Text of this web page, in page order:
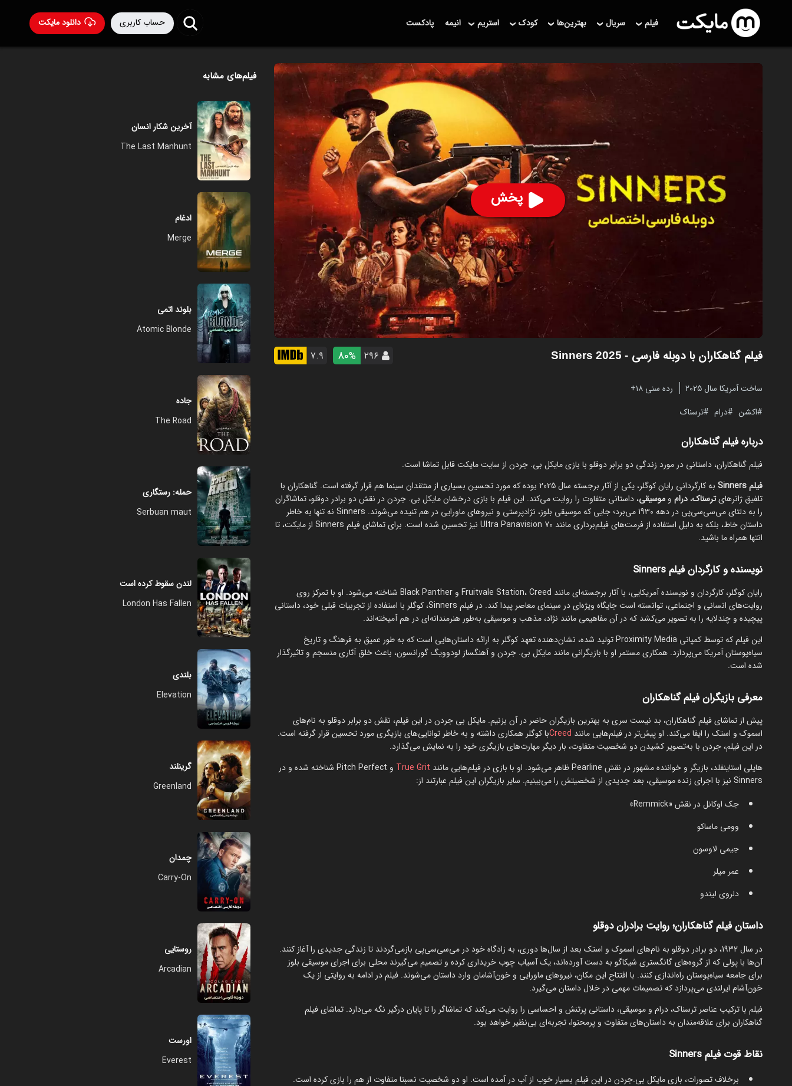
دانلود مایکت حساب کاربری فیلم سریال بهترین‌ها کودک استریم انیمه پادکست
پخش
فیلم گناهکاران با دوبله فارسی - Sinners 2025 ۲۹۶ 80% ۷.۹
ساخت آمریکا سال 2025
رده سنی ۱۸+
اکشن
درام ترسناک
درباره فیلم گناهکاران
فیلم گناهکاران، داستانی در مورد زندگی دو برابر دوقلو با بازی مایکل بی. جردن از سایت مایکت قابل تماشا است.
فیلم Sinners
به کارگردانی رایان کوگلر، یکی از آثار برجسته سال 2025 بوده که مورد تحسین بسیاری از منتقدان سینما هم قرار گرفته است. گناهکاران با
تلفیق ژانرهایترسناک،درام و موسیقی، داستانی متفاوت را روایت می‌کند. این فیلم با بازی درخشان مایکل بی. جردن در نقش دو برادر دوقلو، تماشاگران
را به دلتای می‌سی‌سی‌پی در دهه 1930 می‌برد؛ جایی که موسیقی بلوز، نژادپرستی و نیروهای ماورایی در هم تنیده می‌شوند. Sinners نه تنها به خاطر
داستان خاط، بلکه به دلیل استفاده از فرمت‌های فیلم‌برداری مانند Ultra Panavision 70 نیز تحسین شده است. برای تماشای فیلم Sinners از مایکت، تا
انتها همراه ما باشید.
نویسنده و کارگردان فیلم Sinners
رایان کوگلر، کارگردان و نویسنده آمریکایی، با آثار برجسته‌ای مانند Fruitvale Station، Creed و Black Panther شناخته می‌شود. او با تمرکز روی
روایت‌های انسانی و اجتماعی، توانسته است جایگاه ویژه‌ای در سینمای معاصر پیدا کند. در فیلم Sinners، کوگلر با استفاده از تجربیات قبلی خود، داستانی
پیچیده و چندلایه را به تصویر می‌کشد که در آن مفاهیمی مانند نژاد، مذهب و موسیقی به‌طور هنرمندانه‌ای در هم آمیخته‌اند.
این فیلم که توسط کمپانی Proximity Media تولید شده، نشان‌دهنده تعهد کوگلر به ارائه داستان‌هایی است که به طور عمیق به فرهنگ و تاریخ
سیاه‌پوستان آمریکا می‌پردازد. همکاری مستمر او با بازیگرانی مانند مایکل بی. جردن و آهنگساز لودوویگ گورانسون، باعث خلق آثاری منسجم و تاثیرگذار
شده است.
معرفی بازیگران فیلم گناهکاران
پیش از تماشای فیلم گناهکاران، بد نیست سری به بهترین بازیگران حاضر در آن بزنیم. مایکل بی جردن در این فیلم، نقش دو برابر دوقلو به نام‌های
اسموک و استک را ایفا می‌کند. او پیش‌تر در فیلم‌هایی مانند Creedبا کوگلر همکاری داشته و به خاطر توانایی‌های بازیگری مورد تحسین قرار گرفته است.
در این فیلم، جردن با به‌تصویر کشیدن دو شخصیت متفاوت، بار دیگر مهارت‌های بازیگری خود را به نمایش می‌گذارد.
هایلی استاینفلد، بازیگر و خواننده مشهور در نقش Pearline ظاهر می‌شود. او با بازی در فیلم‌هایی مانند
True Grit
و Pitch Perfect شناخته شده و در
Sinners نیز با اجرای زنده موسیقی، بعد جدیدی از شخصیتش را می‌بینیم. سایر بازیگران این فیلم عبارتند از:
جک اوکانل در نقش «Remmick»
وومی ماساکو
جیمی لاوسون
عمر میلر
دلروی لیندو
داستان فیلم گناهکاران؛ روایت برادران دوقلو
در سال 1932، دو برادر دوقلو به نام‌های اسموک و استک بعد از سال‌ها دوری، به زادگاه خود در می‌سی‌سی‌پی بازمی‌گردند تا زندگی جدیدی را آغاز کنند.
آن‌ها با پولی که از گروه‌های گانگستری شیکاگو به دست آورده‌اند، یک آسیاب چوب خریداری کرده و تصمیم می‌گیرند محلی برای اجرای موسیقی بلوز
برای جامعه سیاه‌پوستان راه‌اندازی کنند. با افتتاح این مکان، نیروهای ماورایی و خون‌آشامان وارد داستان می‌شوند. فیلم در ادامه به روایتی از یک
خون‌آشام ایرلندی می‌پردازد که تصمیمات مهمی در خلال داستان می‌گیرد.
فیلم با ترکیب عناصر ترسناک، درام و موسیقی، داستانی پرتنش و احساسی را روایت می‌کند که تماشاگر را تا پایان درگیر نگه می‌دارد. تماشای فیلم
گناهکاران برای علاقه‌مندان به داستان‌های متفاوت و پرمحتوا، تجربه‌ای بی‌نظیر خواهد بود.
نقاط قوت فیلم Sinners
برخلاف تصورات، بازی مایکل بی.جردن در این فیلم بسیار خوب از آب در آمده است. او دو شخصیت نسبتا متفاوت از هم را بازی کرده است.
فیلم‌های مشابه
آخرین شکار انسان
The Last Manhunt
ادغام
Merge
بلوند اتمی
Atomic Blonde
جاده
The Road
حمله: رستگاری
Serbuan maut
لندن سقوط کرده است
London Has Fallen
بلندی
Elevation
گرینلند
Greenland
چمدان
Carry-On
روستایی
Arcadian
اورست
Everest